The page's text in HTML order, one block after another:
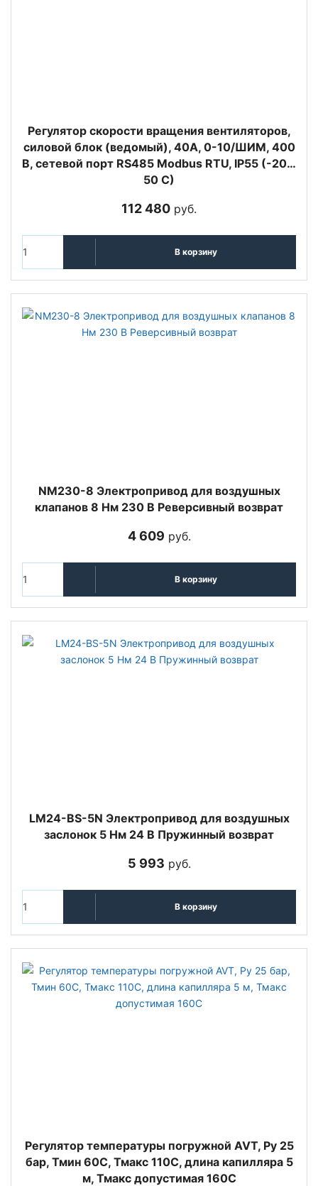
Регулятор скорости вращения вентиляторов,
силовой блок (ведомый), 40А, 0-10/ШИМ, 400
В, сетевой порт RS485 Modbus RTU, IP55 (-20…
50 C)
112 480 руб.
В корзину
NM230-8 Электропривод для воздушных
клапанов 8 Нм 230 В Реверсивный возврат
4 609 руб.
В корзину
LM24-BS-5N Электропривод для воздушных
заслонок 5 Нм 24 В Пружинный возврат
5 993 руб.
В корзину
Регулятор температуры погружной AVT, Ру 25
бар, Тмин 60С, Тмакс 110С, длина капилляра 5
м, Тмакс допустимая 160С